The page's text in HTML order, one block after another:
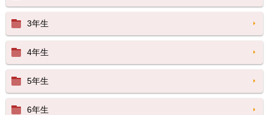
3年生
4年生
5年生
6年生